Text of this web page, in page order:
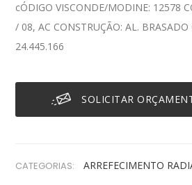
cÓDIGO VISCONDE/MODINE: 12578
/ 08, AC CONSTRUÇÃO: AL.
24.445.166
SOLICITAR
CATEGORIAS: ARREFECIMENTO